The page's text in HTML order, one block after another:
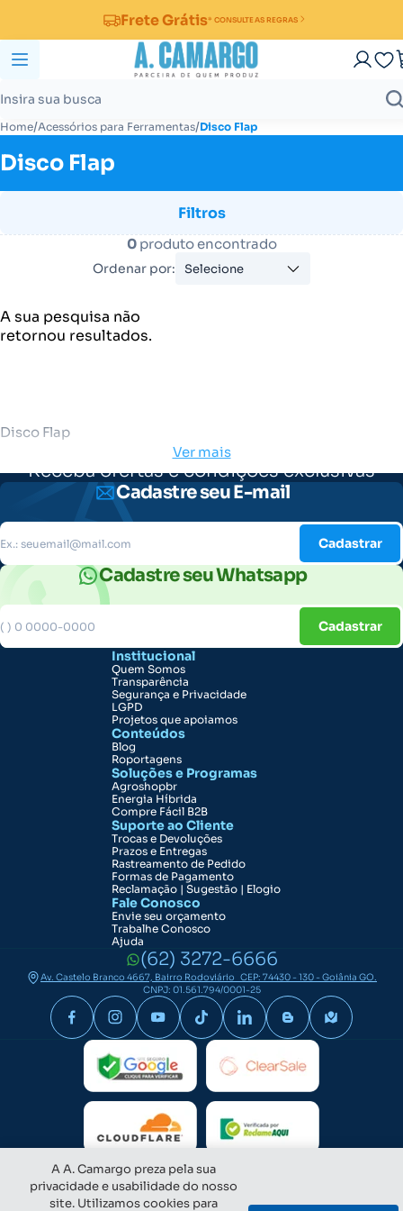
Frete Grátis* CONSULTE AS REGRAS
Home/Acessórios para Ferramentas/Disco Flap
Disco Flap
Filtros
0produto encontrado
Ordenar por: Selecione
A sua pesquisa não
retornou resultados.
Disco Flap
Ver mais
Receba ofertas e condições exclusivas
Cadastre seu E-mail
Cadastrar
Cadastre seu Whatsapp
Cadastrar
Institucional
Quem Somos
Transparência
Segurança e Privacidade
LGPD
Projetos que apoiamos
Conteúdos
Blog
Roportagens
Soluções e Programas
Agroshopbr
Energia Híbrida
Compre Fácil B2B
Suporte ao Cliente
Trocas e Devoluções
Prazos e Entregas
Rastreamento de Pedido
Formas de Pagamento
Reclamação | Sugestão | Elogio
Fale Conosco
Envie seu orçamento
Trabalhe Conosco
Ajuda
(62) 3272-6666
Av. Castelo Branco 4667, Bairro Rodoviário CEP: 74430 - 130 - Goiânia GO.
CNPJ: 01.561.794/0001-25
A A. Camargo preza pela sua
privacidade e usabilidade do nosso
site. Utilizamos cookies para